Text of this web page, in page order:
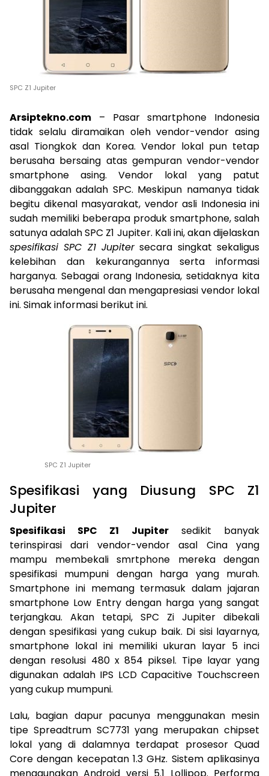
SPC Z1 Jupiter
Arsiptekno.com – Pasar smartphone Indonesia
tidak selalu diramaikan oleh vendor-vendor asing
asal Tiongkok dan Korea. Vendor lokal pun tetap
berusaha bersaing atas gempuran vendor-vendor
smartphone asing. Vendor lokal yang patut
dibanggakan adalah SPC. Meskipun namanya tidak
begitu dikenal masyarakat, vendor asli Indonesia ini
sudah memiliki beberapa produk smartphone, salah
satunya adalah SPC Z1 Jupiter. Kali ini, akan dijelaskan
spesifikasi SPC Z1 Jupitersecara singkat sekaligus
kelebihan dan kekurangannya serta informasi
harganya. Sebagai orang Indonesia, setidaknya kita
berusaha mengenal dan mengapresiasi vendor lokal
ini. Simak informasi berikut ini.
SPC Z1 Jupiter
Spesifikasi yang Diusung SPC Z1
Jupiter
Spesifikasi SPC Z1 Jupitersedikit banyak
terinspirasi dari vendor-vendor asal Cina yang
mampu membekali smrtphone mereka dengan
spesifikasi mumpuni dengan harga yang murah.
Smartphone ini memang termasuk dalam jajaran
smartphone Low Entry dengan harga yang sangat
terjangkau. Akan tetapi, SPC Zi Jupiter dibekali
dengan spesifikasi yang cukup baik. Di sisi layarnya,
smartphone lokal ini memiliki ukuran layar 5 inci
dengan resolusi 480 x 854 piksel. Tipe layar yang
digunakan adalah IPS LCD Capacitive Touchscreen
yang cukup mumpuni.
Lalu, bagian dapur pacunya menggunakan mesin
tipe Spreadtrum SC7731 yang merupakan chipset
lokal yang di dalamnya terdapat prosesor Quad
Core dengan kecepatan 1.3 GHz. Sistem aplikasinya
menggunakan Android versi 5.1 Lollipop. Performa